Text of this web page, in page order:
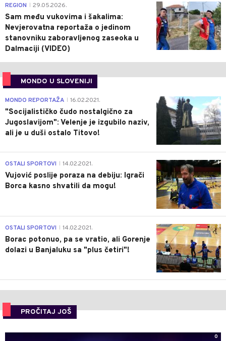
0
REGION 29.05.2026.
Sam među vukovima i šakalima:
Nevjerovatna reportaža o jedinom
stanovniku zaboravljenog zaseoka u
Dalmaciji (VIDEO)
MONDO U SLOVENIJI
4
MONDO REPORTAŽA 16.02.2021.
"Socijalističko čudo nostalgično za
Jugoslavijom": Velenje je izgubilo naziv,
ali je u duši ostalo Titovo!
1
OSTALI SPORTOVI 14.02.2021.
Vujović poslije poraza na debiju: Igrači
Borca kasno shvatili da mogu!
3
OSTALI SPORTOVI 14.02.2021.
Borac potonuo, pa se vratio, ali Gorenje
dolazi u Banjaluku sa "plus četiri"!
PROČITAJ JOŠ
0